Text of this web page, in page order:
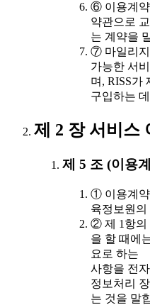
⑥ 이용계약
약관으로
는 계약을
⑦ 마일리지
가능한 서
며, RISS가
구입하는
제 2 장 서비스
제 5 조 (이용
① 이용계약
육정보원
② 제 1항의
을 할 때에
요로 하는
사항을 전
정보처리
는 것을 말